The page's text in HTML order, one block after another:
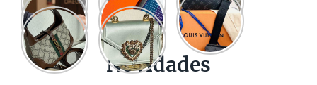
Novidades